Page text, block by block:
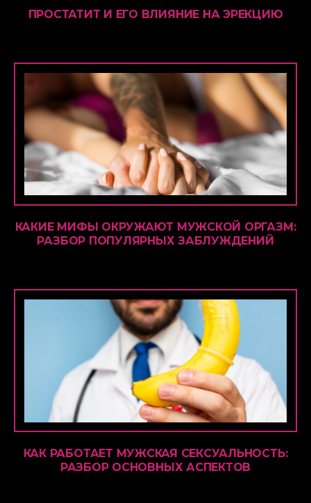
ПРОСТАТИТ И ЕГО ВЛИЯНИЕ НА ЭРЕКЦИЮ
КАКИЕ МИФЫ ОКРУЖАЮТ МУЖСКОЙ ОРГАЗМ:
РАЗБОР ПОПУЛЯРНЫХ ЗАБЛУЖДЕНИЙ
КАК РАБОТАЕТ МУЖСКАЯ СЕКСУАЛЬНОСТЬ:
РАЗБОР ОСНОВНЫХ АСПЕКТОВ